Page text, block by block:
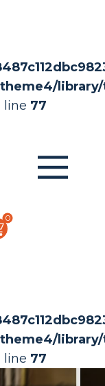
line 77
0
line 77